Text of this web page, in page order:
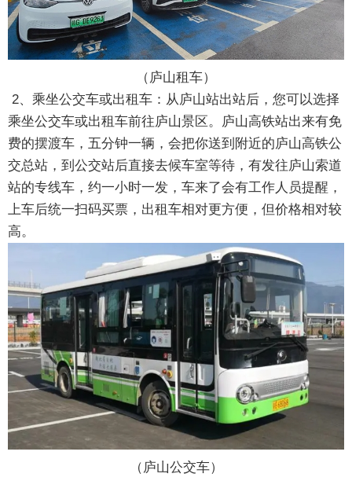
（庐山租车）
2、乘坐公交车或出租车：从庐山站出站后，您可以选择
乘坐公交车或出租车前往庐山景区。庐山高铁站出来有免
费的摆渡车，五分钟一辆，会把你送到附近的庐山高铁公
交总站，到公交站后直接去候车室等待，有发往庐山索道
站的专线车，约一小时一发，车来了会有工作人员提醒，
上车后统一扫码买票，出租车相对更方便，但价格相对较
高。
（庐山公交车）